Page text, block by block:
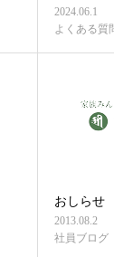
2024.06.1
よくある質
おしらせ
2013.08.2
社員ブログ